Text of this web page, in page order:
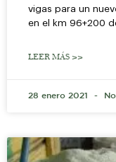
vigas para un
en el km 96+200
LEER MÁS >>
28 enero 2021